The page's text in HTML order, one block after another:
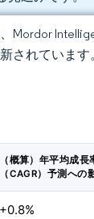
Mordor
されています
（概算）年平均成長
（CAGR）予測への
+0.8%